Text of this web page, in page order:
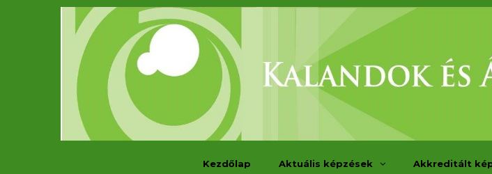
Kezdőlap Aktuális képzések Akkreditált